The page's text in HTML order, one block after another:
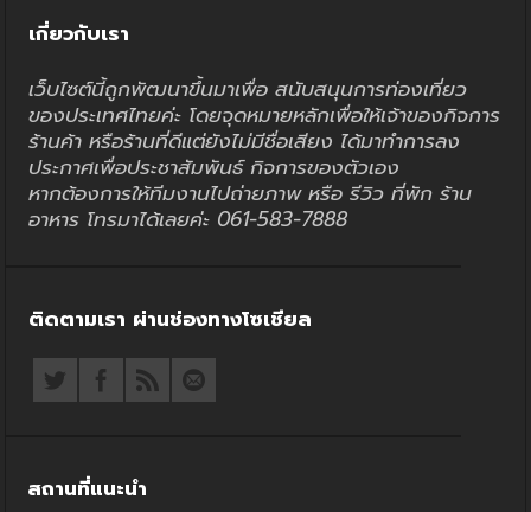
เกี่ยวกับเรา
เว็บไซต์นี้ถูกพัฒนาขึ้นมาเพื่อ สนับสนุนการท่องเที่ยว
ของประเทศไทยค่ะ โดยจุดหมายหลักเพื่อให้เจ้าของกิจการ
ร้านค้า หรือร้านที่ดีแต่ยังไม่มีชื่อเสียง ได้มาทำการลง
ประกาศเพื่อประชาสัมพันธ์ กิจการของตัวเอง
หากต้องการให้ทีมงานไปถ่ายภาพ หรือ รีวิว ที่พัก ร้าน
อาหาร โทรมาได้เลยค่ะ 061-583-7888
ติดตามเรา ผ่านช่องทางโซเชียล
สถานที่แนะนำ